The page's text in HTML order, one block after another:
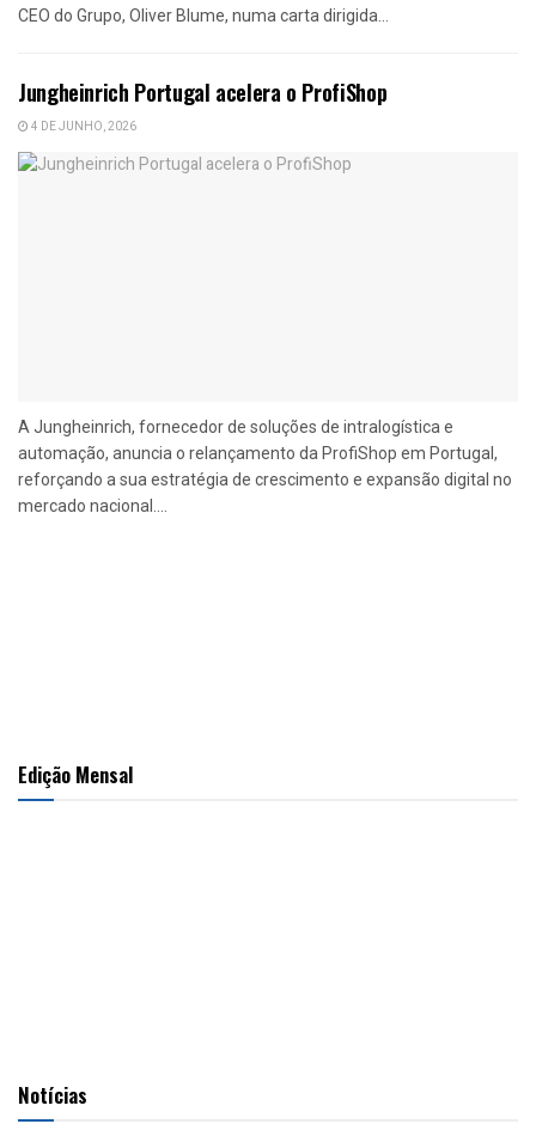
CEO do Grupo, Oliver Blume, numa carta dirigida...
Jungheinrich Portugal acelera o ProfiShop
4 DE JUNHO, 2026
A Jungheinrich, fornecedor de soluções de intralogística e
automação, anuncia o relançamento da ProfiShop em Portugal,
reforçando a sua estratégia de crescimento e expansão digital no
mercado nacional....
Edição Mensal
Notícias